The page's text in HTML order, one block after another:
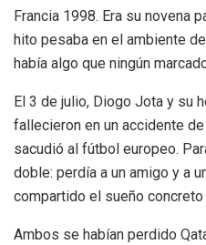
Francia 1998. Era su novena
hito pesaba en el ambiente
había algo que ningún
El 3 de julio, Diogo Jota y su
fallecieron en un accidente
sacudió al fútbol europeo.
doble: perdía a un amigo y a
compartido el sueño
Ambos se habían perdido